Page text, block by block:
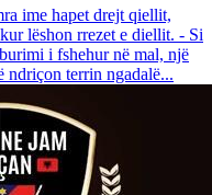
ime hapet drejt qiellit,
lëshon rrezet e diellit. - Si
i fshehur në mal, një
ndriçon terrin ngadalë...